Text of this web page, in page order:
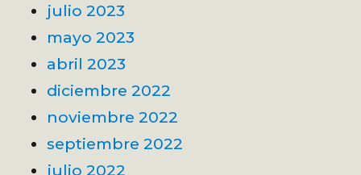
julio 2023
mayo 2023
abril 2023
diciembre 2022
noviembre 2022
septiembre 2022
julio 2022